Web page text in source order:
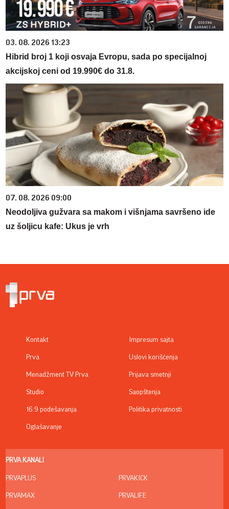
03. 08. 2026 13:23
Hibrid broj 1 koji osvaja Evropu, sada po specijalnoj
akcijskoj ceni od 19.990€ do 31.8.
07. 08. 2026 09:00
Neodoljiva gužvara sa makom i višnjama savršeno ide
uz šoljicu kafe: Ukus je vrh
Kontakt
Prva
Menadžment TV Prva
Studio
16:9 podešavanja
Oglašavanje
Impresum sajta
Uslovi korišćenja
Prijava smetnji
Saopštenja
Politika privatnosti
PRVA KANALI
PRVAPLUS
PRVAMAX
PRVAKICK
PRVALIFE